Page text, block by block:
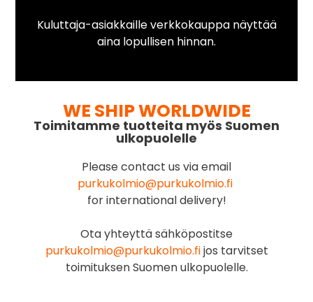
Kuluttaja-asiakkaille verkkokauppa näyttää
aina lopullisen hinnan.
WE SHIP WORLDWIDE
Toimitamme tuotteita myös Suomen
ulkopuolelle
Please contact us via email
purkukolmio@purkukolmio.fi
for international delivery!
Ota yhteyttä sähköpostitse
purkukolmio@purkukolmio.fijos tarvitset
toimituksen Suomen ulkopuolelle.